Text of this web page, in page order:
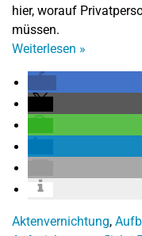
hier, worauf
müssen.
Weiterlesen »
Aktenvernichtung,